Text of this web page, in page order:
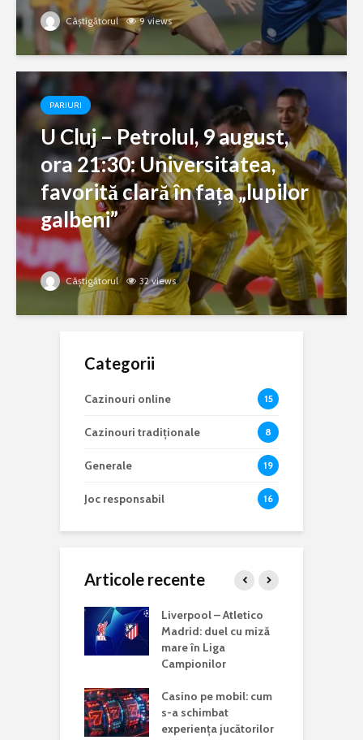
Câștigătorul 9 views
PARIURI
U Cluj – Petrolul, 9 august,
ora 21:30: Universitatea,
favorită clară în fața „lupilor
galbeni”
Câștigătorul 32 views
Categorii
Cazinouri online 15
Cazinouri tradiționale 8
Generale 19
Joc responsabil 16
Articole recente
Liverpool – Atletico
Madrid: duel cu miză
mare în Liga
Campionilor
Casino pe mobil: cum
s-a schimbat
experiența jucătorilor